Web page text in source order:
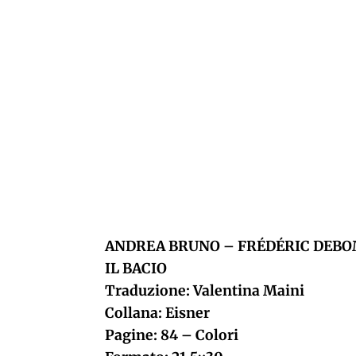
ANDREA BRUNO – FRÉDÉRIC
IL BACIO
Traduzione: Valentina Maini
Collana: Eisner
Pagine: 84 – Colori